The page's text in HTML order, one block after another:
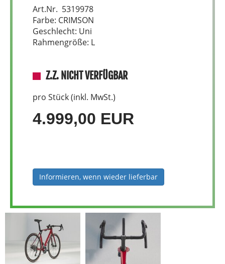
Art.Nr. 5319978
Farbe: CRIMSON
Geschlecht: Uni
Rahmengröße: L
Z.Z. NICHT VERFÜGBAR
pro Stück (inkl. MwSt.)
4.999,00 EUR
Informieren, wenn wieder lieferbar